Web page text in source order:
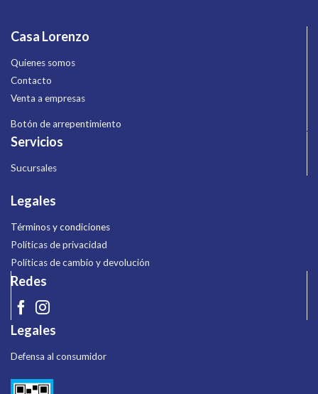
Casa Lorenzo
Quienes somos
Contacto
Venta a empresas
Botón de arrepentimiento
Servicios
Sucursales
Legales
Términos y condiciones
Políticas de privacidad
Políticas de cambio y devolución
Redes
Legales
Defensa al consumidor